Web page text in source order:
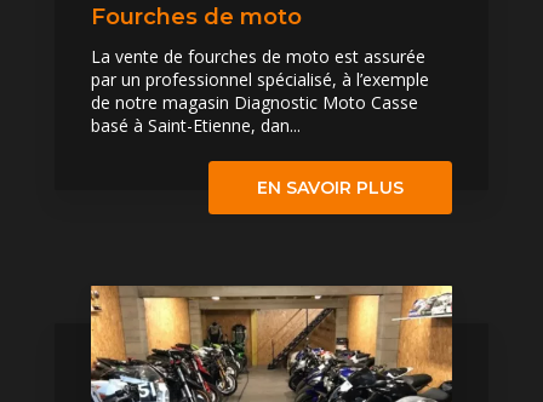
Fourches de moto
La vente de fourches de moto est assurée
par un professionnel spécialisé, à l’exemple
de notre magasin Diagnostic Moto Casse
basé à Saint-Etienne, dan...
EN SAVOIR PLUS